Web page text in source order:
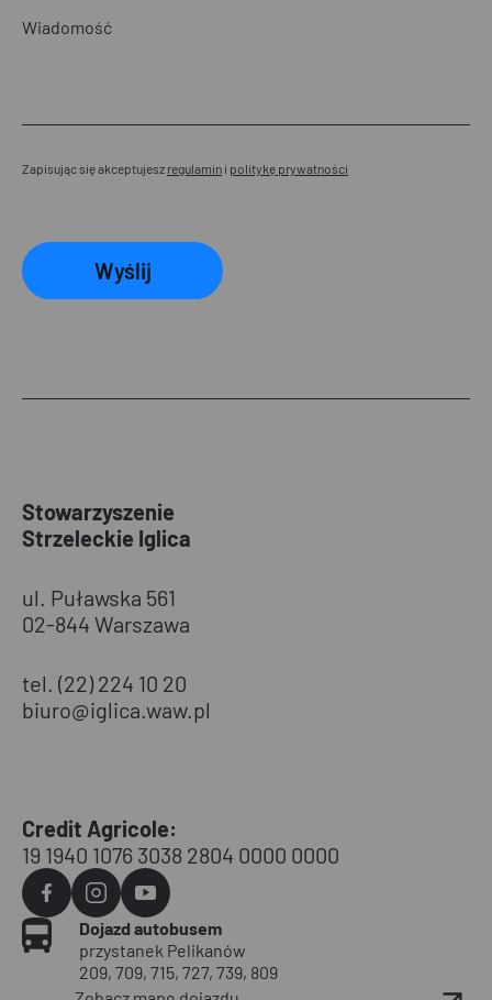
Zapisując się akceptujesz regulamin i politykę prywatności
Wyślij
Stowarzyszenie
Strzeleckie Iglica
ul. Puławska 561
02-844 Warszawa
tel. (22) 224 10 20
biuro@iglica.waw.pl
Credit Agricole:
19 1940 1076 3038 2804 0000 0000
Agvo
Facebook
Agvo
Instagram
Agvo
YouTube
Dojazd autobusem
przystanek Pelikanów
209, 709, 715, 727, 739, 809